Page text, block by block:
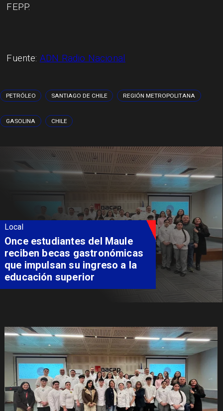
FEPP.
Fuente: ADN Radio Nacional
PETRÓLEO SANTIAGO DE CHILE REGIÓN METROPOLITANA
GASOLINA CHILE
Local
Álvarez-Salamanca lidera la
apuesta regional para
consolidar el Paso Pehuenche
como alternativa a Los
Libertadores